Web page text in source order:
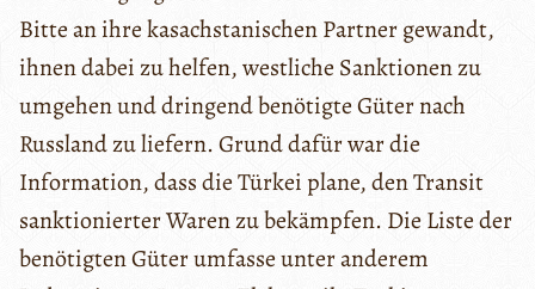
Bitte an ihre kasachstanischen Partner gewandt,
ihnen dabei zu helfen, westliche Sanktionen zu
umgehen und dringend benötigte Güter nach
Russland zu liefern. Grund dafür war die
Information, dass die Türkei plane, den Transit
sanktionierter Waren zu bekämpfen. Die Liste der
benötigten Güter umfasse unter anderem